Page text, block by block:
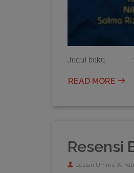
Judul buku :
READ MORE
Resensi
Lestari Ummu Al